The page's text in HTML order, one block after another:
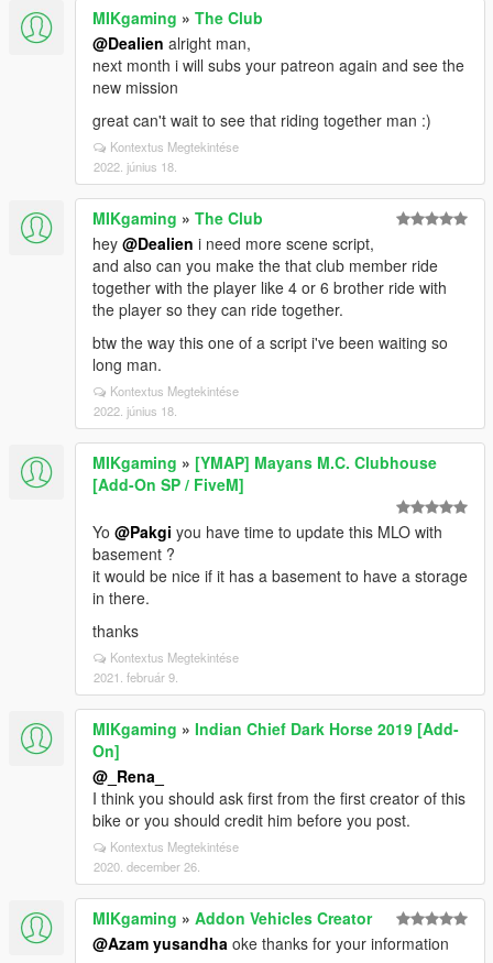
MIKgaming » The Club
@Dealien alright man,
next month i will subs your patreon again and see the
new mission
great can't wait to see that riding together man :)
Kontextus Megtekintése
2022. június 18.
MIKgaming » The Club
hey @Dealien i need more scene script,
and also can you make the that club member ride
together with the player like 4 or 6 brother ride with
the player so they can ride together.
btw the way this one of a script i've been waiting so
long man.
Kontextus Megtekintése
2022. június 18.
MIKgaming » [YMAP] Mayans M.C. Clubhouse
[Add-On SP / FiveM]
Yo @Pakgi you have time to update this MLO with
basement ?
it would be nice if it has a basement to have a storage
in there.
thanks
Kontextus Megtekintése
2021. február 9.
MIKgaming » Indian Chief Dark Horse 2019 [Add-
On]
@_Rena_
I think you should ask first from the first creator of this
bike or you should credit him before you post.
Kontextus Megtekintése
2020. december 26.
MIKgaming » Addon Vehicles Creator
@Azam yusandha oke thanks for your information